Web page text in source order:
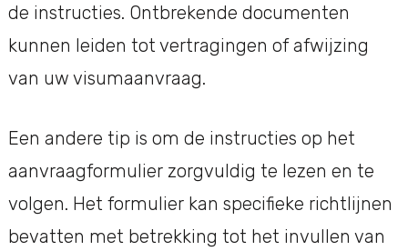
de instructies. Ontbrekende documenten
kunnen leiden tot vertragingen of afwijzing
van uw visumaanvraag.
Een andere tip is om de instructies op het
aanvraagformulier zorgvuldig te lezen en te
volgen. Het formulier kan specifieke richtlijnen
bevatten met betrekking tot het invullen van